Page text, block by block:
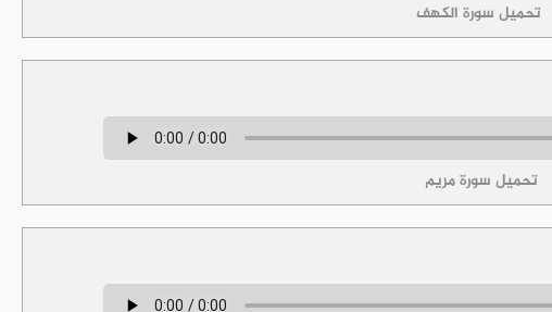
تحميل سورة الكهف
تحميل سورة مريم